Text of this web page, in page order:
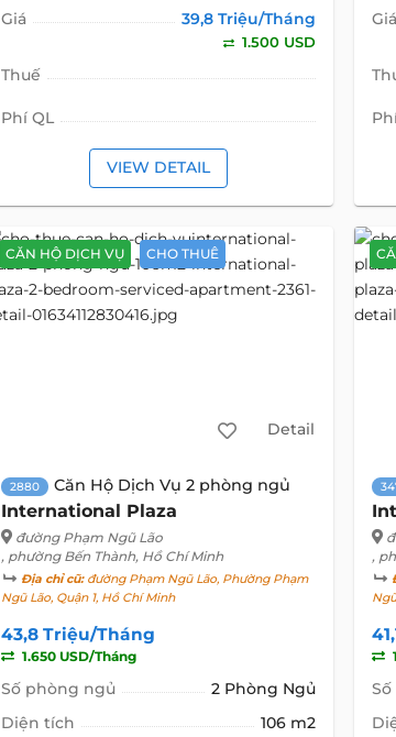
Giá
39,8 Triệu/Tháng
1.500 USD
Thuế
Phí QL
VIEW DETAIL
Giá
CĂN HỘ DỊCH VỤ CHO THUÊ
Detail
2880 Căn Hộ Dịch Vụ 2 phòng ngủ
International Plaza
đường Phạm Ngũ Lão
, phường Bến Thành, Hồ Chí Minh
Địa chỉ cũ:đường Phạm Ngũ Lão, Phường Phạm
Ngũ Lão, Quận 1, Hồ Chí Minh
43,8 Triệu/Tháng
1.650 USD/Tháng
Số phòng ngủ
2 Phòng Ngủ
Diện tích
106 m2
,